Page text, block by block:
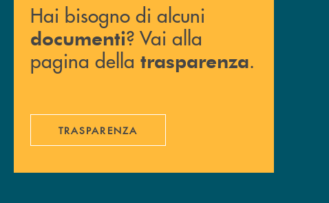
Hai bisogno di alcuni
documenti? Vai alla
pagina della trasparenza.
TRASPARENZA